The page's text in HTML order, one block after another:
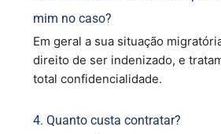
mim no caso?
Em geral a sua situação
direito de ser indenizado, e
total confidencialidade.
4. Quanto custa contratar?